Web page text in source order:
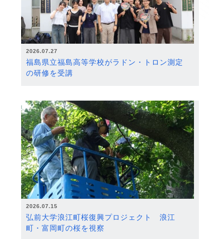
2026.07.27
福島県立福島高等学校がラドン・トロン測定
の研修を受講
2026.07.15
弘前大学浪江町桜復興プロジェクト 浪江
町・富岡町の桜を視察